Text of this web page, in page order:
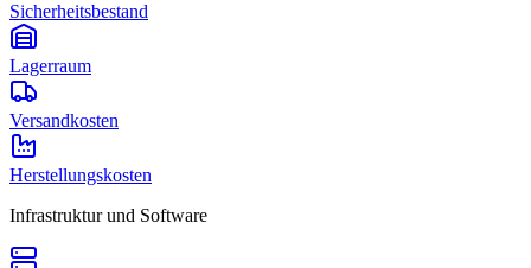
Sicherheitsbestand
Lagerraum
Versandkosten
Herstellungskosten
Infrastruktur und Software